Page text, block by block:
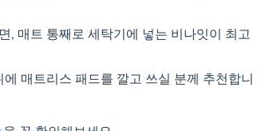
, 매트 통째로 세탁기에 넣는 비나잇이 최고
매트리스 패드를 깔고 쓰실 분께 추천합니